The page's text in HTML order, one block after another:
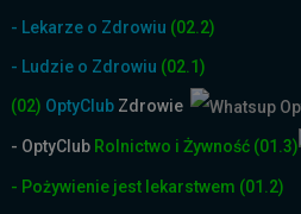
- Lekarze o Zdrowiu (02.2)
- Ludzie o Zdrowiu (02.1)
(02) OptyClub Zdrowie
- OptyClub Rolnictwo i Żywność (01.3)
- Pożywienie jest lekarstwem (01.2)